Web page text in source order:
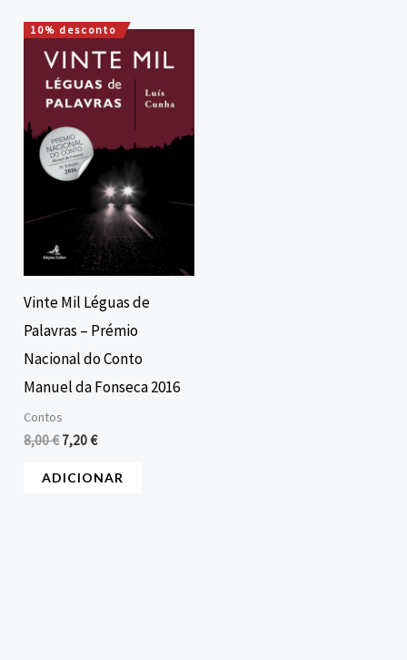
10% desconto
Vinte Mil Léguas de
Palavras – Prémio
Nacional do Conto
Manuel da Fonseca 2016
Contos
8,00€
O
preço
original
era:
8,00 €.
7,20€
O
preço
atual
é:
7,20 €.
ADICIONAR